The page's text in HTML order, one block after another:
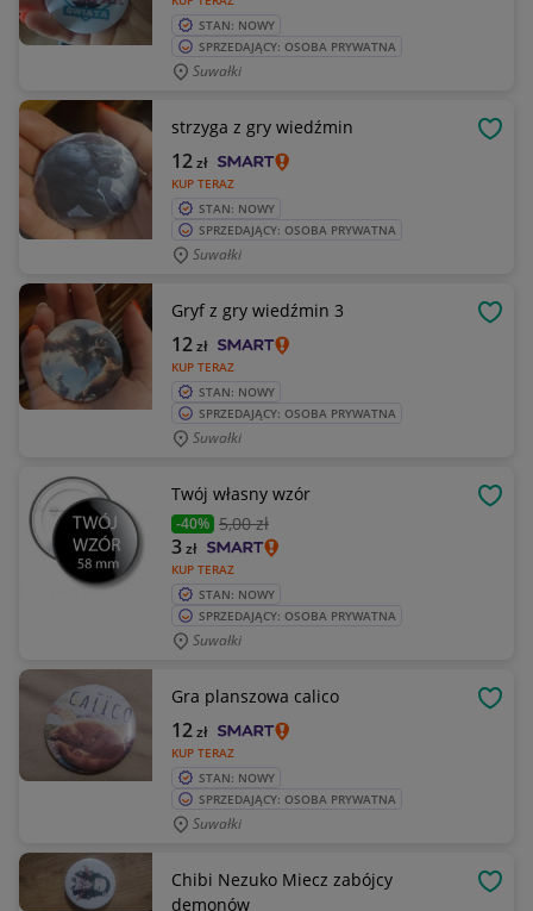
STAN: NOWY
SPRZEDAJĄCY: OSOBA PRYWATNA
Suwałki
strzyga z gry wiedźmin
KUP TERAZ
12zł
STAN: NOWY
SPRZEDAJĄCY: OSOBA PRYWATNA
Suwałki
Gryf z gry wiedźmin 3
KUP TERAZ
12zł
STAN: NOWY
SPRZEDAJĄCY: OSOBA PRYWATNA
Suwałki
Twój własny wzór
-40% 5,00 zł
KUP TERAZ
3zł
STAN: NOWY
SPRZEDAJĄCY: OSOBA PRYWATNA
Suwałki
Gra planszowa calico
KUP TERAZ
12zł
STAN: NOWY
SPRZEDAJĄCY: OSOBA PRYWATNA
Suwałki
Chibi Nezuko Miecz zabójcy
demonów